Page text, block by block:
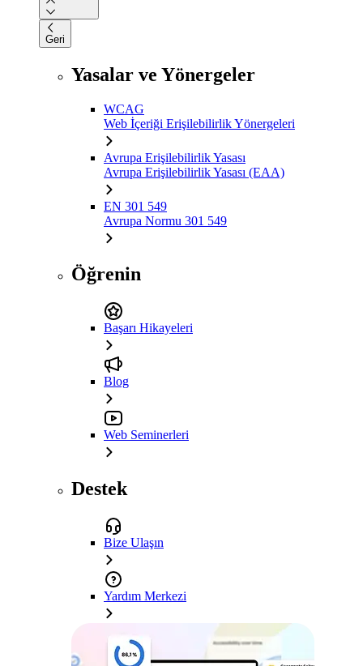
Geri
Yasalar ve Yönergeler
WCAG
Web İçeriği Erişilebilirlik Yönergeleri
Avrupa Erişilebilirlik Yasası
Avrupa Erişilebilirlik Yasası (EAA)
EN 301 549
Avrupa Normu 301 549
Öğrenin
Başarı Hikayeleri
Blog
Web Seminerleri
Destek
Bize Ulaşın
Yardım Merkezi